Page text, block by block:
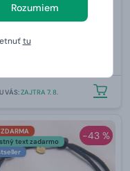
Rozumiem
tu
s písmenkami
U VÁS:ZAJTRA 7. 8.
-43 %
ZDARMA
text zadarmo